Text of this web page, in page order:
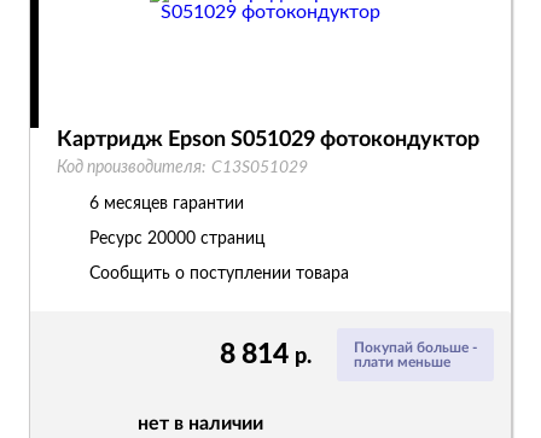
Покупай больше -
плати меньше
8 814 р.
нет в наличии
Картридж Epson S051029 фотокондуктор
Код производителя: C13S051029
6 месяцев гарантии
Ресурс 20000 страниц
Сообщить о поступлении товара